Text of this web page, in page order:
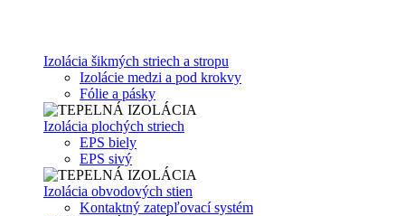
Izolácia šikmých striech a stropu
Izolácie medzi a pod krokvy
Fólie a pásky
Izolácia plochých striech
EPS biely
EPS sivý
Izolácia obvodových stien
Kontaktný zatepľovací systém